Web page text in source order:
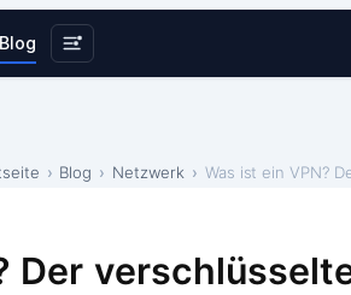
Blog
Blog Netzwerk
Der